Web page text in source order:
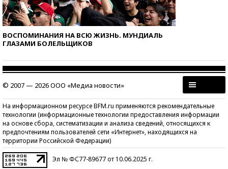
ВОСПОМИНАНИЯ НА ВСЮ ЖИЗНЬ. МУНДИАЛЬ
ГЛАЗАМИ БОЛЕЛЬЩИКОВ
© 2007 — 2026 ООО «Медиа новости»
На информационном ресурсе BFM.ru применяются рекомендательные
технологии (информационные технологии предоставления информации
на основе сбора, систематизации и анализа сведений, относящихся к
предпочтениям пользователей сети «Интернет», находящихся на
территории Российской Федерации)
Эл № ФС77-89677 от 10.06.2025 г.